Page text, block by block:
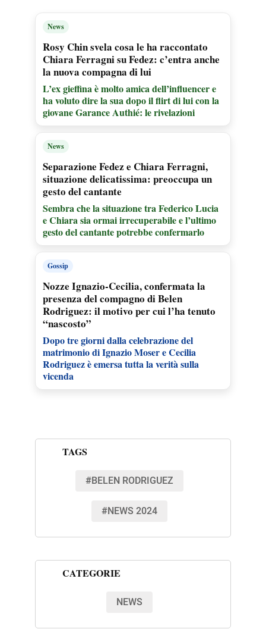
News
Rosy Chin svela cosa le ha raccontato
Chiara Ferragni su Fedez: c’entra anche
la nuova compagna di lui
L’ex gieffina è molto amica dell’influencer e
ha voluto dire la sua dopo il flirt di lui con la
giovane Garance Authié: le rivelazioni
News
Separazione Fedez e Chiara Ferragni,
situazione delicatissima: preoccupa un
gesto del cantante
Sembra che la situazione tra Federico Lucia
e Chiara sia ormai irrecuperabile e l’ultimo
gesto del cantante potrebbe confermarlo
Gossip
Nozze Ignazio-Cecilia, confermata la
presenza del compagno di Belen
Rodriguez: il motivo per cui l’ha tenuto
“nascosto”
Dopo tre giorni dalla celebrazione del
matrimonio di Ignazio Moser e Cecilia
Rodriguez è emersa tutta la verità sulla
vicenda
TAGS
#BELEN RODRIGUEZ
#NEWS 2024
CATEGORIE
NEWS